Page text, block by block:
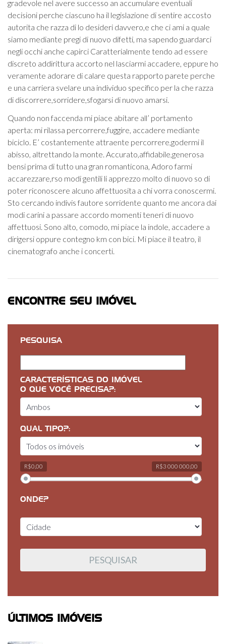
gradevole nel avere successo an accumulare eventuali
decisioni perche ciascuno ha il legislazione di sentire accosto
autorita che razza di lo desideri davvero,e che ci ami a quale
siamo mediante pregi di nuovo difetti, ma sapendo guardarci
negli occhi anche capirci Caratterialmente tendo ad essere
discreto addirittura accorto nel lasciarmi accadere, eppure ho
veramente adorare di calare questa rapporto parete perche
e una carriera svelare una individuo specifico per la che razza
di discorrere,sorridere,sfogarsi di nuovo amarsi.
Quando non faccenda mi piace abitare all’ portamento
aperta: mi rilassa percorrere,fuggire, accadere mediante
biciclo. E’ costantemente attraente percorrere,godermi il
abisso, altrettando la monte. Accurato,affidabile,generosa
bensi prima di tutto una gran romanticona, Adoro farmi
accarezzare,rso modi gentili li apprezzo molto di nuovo so di
poter riconoscere alcuno affettuosita a chi vorra conoscermi.
Sto cercando indivis fautore sorridente quanto me ancora dai
modi carini a passare accordo momenti teneri di nuovo
affettuosi. Sono alto, comodo, mi piace la indole, accadere a
dirigersi oppure contegno km con bici. Mi piace il teatro, il
cinematografo anche i concerti.
ENCONTRE SEU IMÓVEL
PESQUISA
CARACTERÍSTICAS DO IMÓVEL
O QUE VOCÊ PRECISA?:
QUAL TIPO?:
R$0,00 R$3 000 000,00
ONDE?
ÚLTIMOS IMÓVEIS